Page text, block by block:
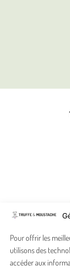
Pour offrir les
utilisons des
accéder aux